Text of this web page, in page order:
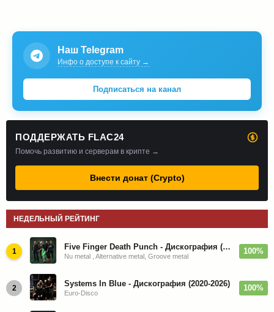
Наш Telegram
Инфо о доступе к сайту →
Подписаться на канал
ПОДДЕРЖАТЬ FLAC24
Помочь развитию и серверам в крипте →
Внести донат (Crypto)
НЕДЕЛЬНЫЙ РЕЙТИНГ
1 Five Finger Death Punch - Дискография (2008-2026)
Nu metal , Alternative metal, Groove metal
100%
2 Systems In Blue - Дискография (2020-2026)
Euro-Disco
100%